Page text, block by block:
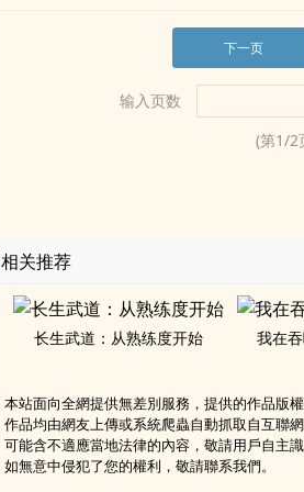
下一页
输入页数
(第1/2
相关推荐
长生武道：从熟练度开始 我在
本站面向全網提供無差別服務，提供的作品版權
作品均由網友上傳或系統爬蟲自動抓取自互聯網
可能含不適應當地法律的內容，敬請用戶自主識
如無意中侵犯了您的權利，敬請聯系我們。